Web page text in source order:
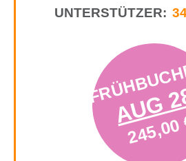
UNTERSTÜTZER:
AUG
245,00